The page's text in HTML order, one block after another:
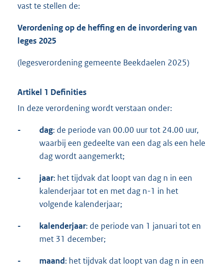
vast te stellen de:
Verordening op de heffing en de invordering van
leges 2025
(legesverordening gemeente Beekdaelen 2025)
Artikel 1 Definities
In deze verordening wordt verstaan onder:
- dag: de periode van 00.00 uur tot 24.00 uur,
waarbij een gedeelte van een dag als een hele
dag wordt aangemerkt;
- jaar: het tijdvak dat loopt van dag n in een
kalenderjaar tot en met dag n-1 in het
volgende kalenderjaar;
- kalenderjaar: de periode van 1 januari tot en
met 31 december;
- maand: het tijdvak dat loopt van dag n in een